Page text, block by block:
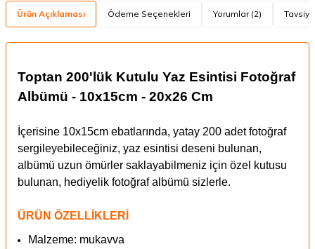
Ürün Açıklaması Ödeme Seçenekleri Yorumlar (2)
Toptan 200'lük Kutulu Yaz Esintisi Fotoğraf
Albümü - 10x15cm - 20x26 Cm
İçerisine 10x15cm ebatlarında, yatay 200 adet fotoğraf
sergileyebileceğiniz, yaz esintisi deseni bulunan,
albümü uzun ömürler saklayabilmeniz için özel kutusu
bulunan, hediyelik fotoğraf albümü sizlerle.
ÜRÜN ÖZELLİKLERİ
Malzeme: mukavva